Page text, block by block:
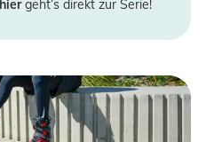
hiergeht’s direkt zur Serie!